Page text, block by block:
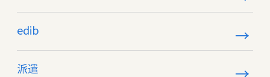
edib
派遣